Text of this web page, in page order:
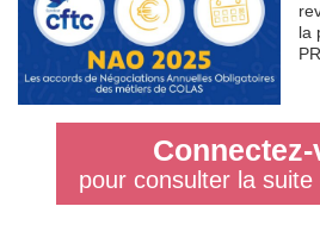
la
pour consulter la